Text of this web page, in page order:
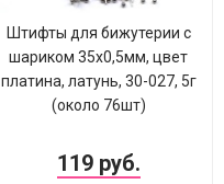
Штифты для бижутерии с
шариком 35х0,5мм, цвет
платина, латунь, 30-027, 5г
(около 76шт)
119 руб.